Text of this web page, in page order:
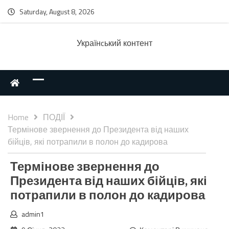
Saturday, August 8, 2026
Українcький контент
Home
ПОДІЇ
Термінове звернення до Президента від наших
бійців, які потрапили в полон до кадирова
Термінове звернення до
Президента від наших бійців, які
потрапили в полон до кадирова
admin1